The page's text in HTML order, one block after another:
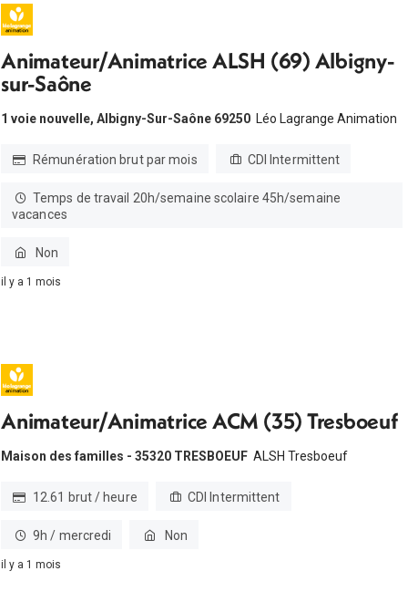
Animateur/Animatrice ALSH (69) Albigny-
sur-Saône
1 voie nouvelle, Albigny-Sur-Saône 69250 Léo Lagrange Animation
Rémunération brut par mois CDI Intermittent
Temps de travail 20h/semaine scolaire 45h/semaine
vacances
Non
il y a 1 mois
Animateur/Animatrice ACM (35) Tresboeuf
Maison des familles - 35320 TRESBOEUF ALSH Tresboeuf
12.61 brut / heure CDI Intermittent
9h / mercredi Non
il y a 1 mois